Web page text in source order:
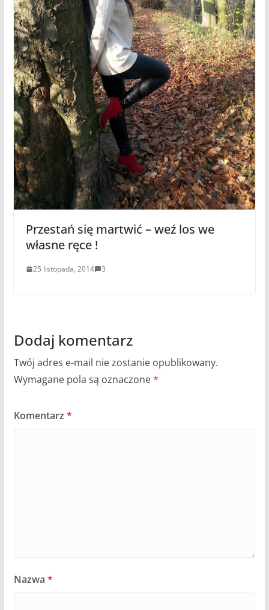
Przestań się martwić – weź los we
własne ręce !
25 listopada, 2014 3
Dodaj komentarz
Twój adres e-mail nie zostanie opublikowany.
Wymagane pola są oznaczone*
Komentarz *
Nazwa *